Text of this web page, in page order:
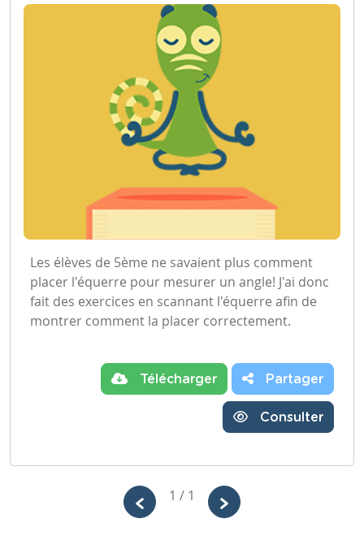
Les élèves de 5ème ne savaient plus comment
placer l'équerre pour mesurer un angle! J'ai donc
fait des exercices en scannant l'équerre afin de
montrer comment la placer correctement.
Télécharger Partager
Consulter
1 / 1